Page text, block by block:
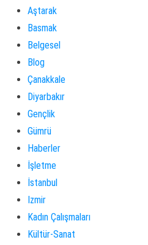
Aştarak
Basmak
Belgesel
Blog
Çanakkale
Diyarbakır
Gençlik
Gümrü
Haberler
İşletme
İstanbul
Izmir
Kadın Çalışmaları
Kültür-Sanat